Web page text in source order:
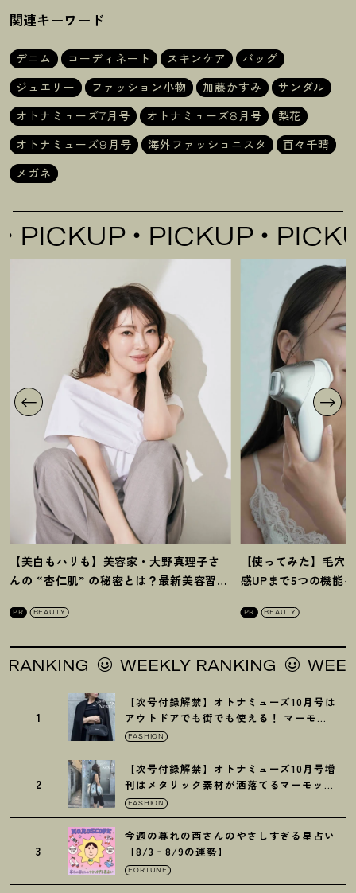
ド】6選
3選
関連キーワード
デニム コーディネート スキンケア
バッグ
ジュエリー
ファッション小物 加藤かすみ
サンダル
オトナミューズ7月号
オトナミューズ8月号
梨花
オトナミューズ9月号
海外ファッショニスタ
百々千晴
メガネ
PICKUP PICKUP
【美白もハリも】美容家・大野真理子さ
んの “杏仁肌” の秘密とは ？ 最新美容習慣
PR BEAUTY
【使ってみた】毛穴
感UPまで5つの機能
PR BEAUTY
WEEKLY RANKING WEEKLY
1
【次号付録解禁】オトナミューズ10月号は
アウトドアでも街でも使える ！ マーモッ
トの黒ショルダー
FASHION
2
【次号付録解禁】オトナミューズ10月号増
刊はメタリック素材が洒落てるマーモット
の保冷バッグ
FASHION
3
今週の暮れの酉さんのやさしすぎる星占い
【8/3‐8/9の運勢】
FORTUNE